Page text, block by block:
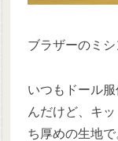
ブラザーのミ
いつもドール
んだけど、キ
ち厚めの生地で